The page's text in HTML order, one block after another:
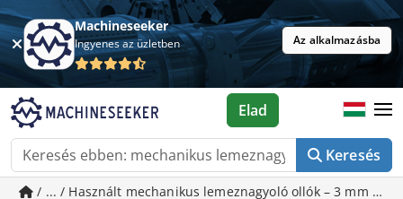
Machineseeker
Ingyenes az üzletben Az alkalmazásba
Keresés
Elad
/ ... / Használt mechanikus lemeznagyoló ollók – 3 mm